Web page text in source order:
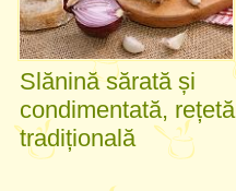
Slănină sărată și
condimentată, rețetă
tradițională